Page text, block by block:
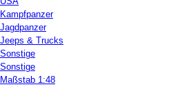
Kampfpanzer
Jagdpanzer
Jeeps & Trucks
Sonstige
Sonstige
Maßstab 1:48